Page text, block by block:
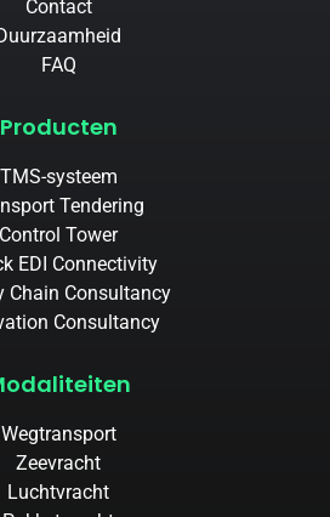
Contact
FAQ
Producten
TMS-systeem
Tendering
Control Tower
EDI Connectivity
Chain Consultancy
Consultancy
Wegtransport
Zeevracht
Luchtvracht